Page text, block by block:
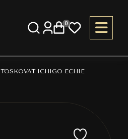
0
TOSKOVAT ICHIGO ECHIE